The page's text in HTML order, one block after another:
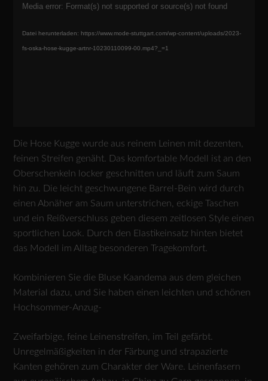
Media error: Format(s) not supported or source(s) not found
Datei herunterladen: https://www.mode-stuttgart.com/wp-content/uploads/2023-
fs-oska-hose-kugge-artnr-10230110099-00.mp4?_=1
Die Hose Kugge wurde aus reinem Leinen mit dezenten,
feinen Streifen genäht. Das komfortable Modell ist an den
Oberschenkeln locker geschnitten und läuft zum Saum
hin zu. Die leicht geschwungene Barrel-Bein wird durch
einen Abnäher am Saum unterstrichen, eckige Taschen
und ein Reißverschluss geben diesem zeitlosen Style einen
sportlichen Look. Durch den Elastikeinsatz hinten bietet
das Modell im Alltag besonderen Tragekomfort.
Kombinieren Sie die Bluse Kaandema aus dem gleichen
Material dazu, und Sie haben einen leichten und schönen
Hochsommer-Anzug-
Zweifarbige, feine Leinenstreifen, im Teil gefärbt.
Unregelmäßigkeiten in der Färbung und strapazierte
Kanten gehören zum Charakter der Ware. Leinenfasern